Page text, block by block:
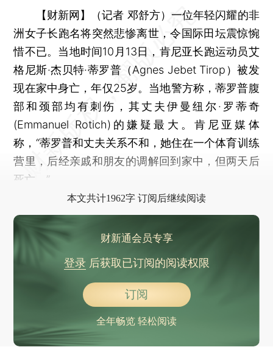
【财新网】（记者 邓舒方） 一位年轻闪耀的非
洲女子长跑名将突然悲惨离世，令国际田坛震惊惋
惜不已。当地时间10月13日，肯尼亚长跑运动员艾
格尼斯·杰贝特·蒂罗普（Agnes Jebet Tirop）被发
现在家中身亡，年仅25岁。当地警方称，蒂罗普腹
部和颈部均有刺伤，其丈夫伊曼纽尔·罗蒂奇
(Emmanuel Rotich)的嫌疑最大。肯尼亚媒体
称，“蒂罗普和丈夫关系不和，她住在一个体育训练
营里，后经亲戚和朋友的调解回到家中，但两天后
死亡。”
本文共计1962字 订阅后继续阅读
财新通会员专享
登录后获取已订阅的阅读权限
订阅
全年畅览 轻松阅读